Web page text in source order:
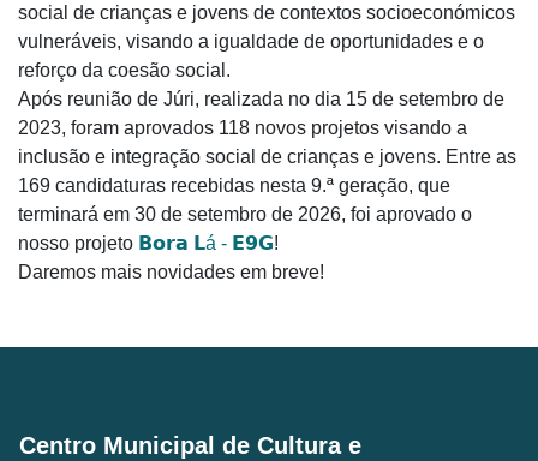
social de crianças e jovens de contextos socioeconómicos
vulneráveis, visando a igualdade de oportunidades e o
reforço da coesão social.
Após reunião de Júri, realizada no dia 15 de setembro de
2023, foram aprovados 118 novos projetos visando a
inclusão e integração social de crianças e jovens. Entre as
169 candidaturas recebidas nesta 9.ª geração, que
terminará em 30 de setembro de 2026, foi aprovado o
nosso projeto 𝗕𝗼𝗿𝗮 𝗟á - 𝗘𝟵𝗚!
Daremos mais novidades em breve!
Centro Municipal de Cultura e